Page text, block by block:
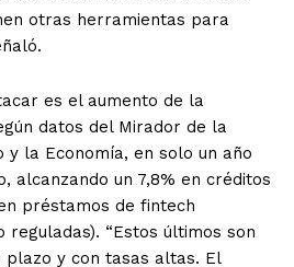
otras herramientas para
es el aumento de la
datos del Mirador de la
y la Economía, en solo un año
alcanzando un 7,8% en créditos
préstamos de fintech
“Estos últimos son
y con tasas altas. El